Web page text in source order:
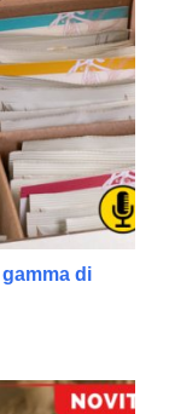
gamma di